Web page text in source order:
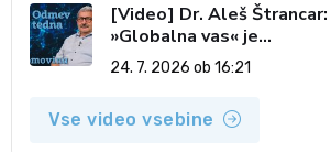
[Video] Dr. Aleš Štrancar:
»Globalna vas« je
zatiranje vseh (Odmev
tedna, 24. 7. 2026)
24. 7. 2026 ob 16:21
Vse video vsebine